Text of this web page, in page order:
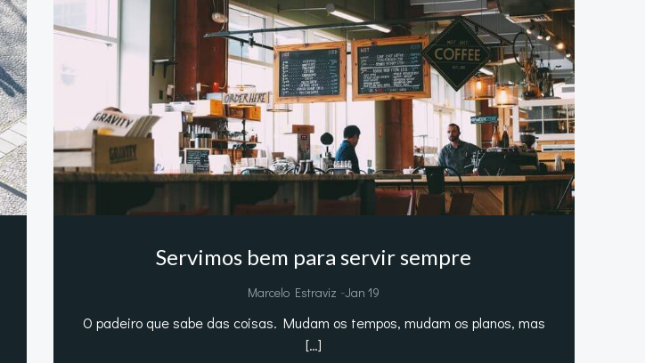
Servimos bem para servir sempre
Marcelo Estraviz -Jan 19
O padeiro que sabe das coisas. Mudam os tempos, mudam os planos, mas
[…]